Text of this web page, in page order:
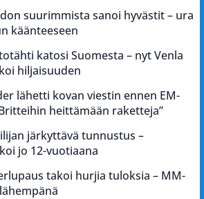
suurimmista sanoi hyvästit – ura
käänteeseen
katosi Suomesta – nyt Venla
hiljaisuuden
lähetti kovan viestin ennen EM-
heittämään raketteja”
järkyttävä tunnustus –
jo 12-vuotiaana
takoi hurjia tuloksia – MM-